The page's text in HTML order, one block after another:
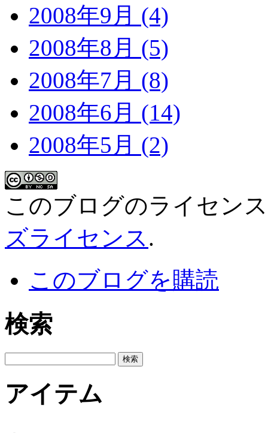
2008年9月 (4)
2008年8月 (5)
2008年7月 (8)
2008年6月 (14)
2008年5月 (2)
このブログのライセン
ズライセンス.
このブログを購読
検索
アイテム